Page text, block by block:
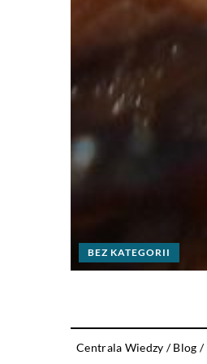
BEZ KATEGORII
Centrala Wiedzy /Blog /